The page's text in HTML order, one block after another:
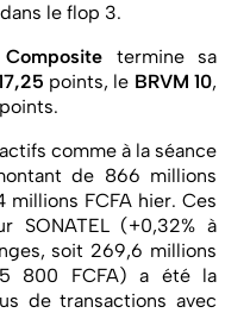
le flop 3.
termine sa
points, le BRVM 10,
points.
comme à la séance
de 866 millions
millions FCFA hier. Ces
SONATEL (+0,32% à
soit 269,6 millions
5 800 FCFA) a été la
de transactions avec